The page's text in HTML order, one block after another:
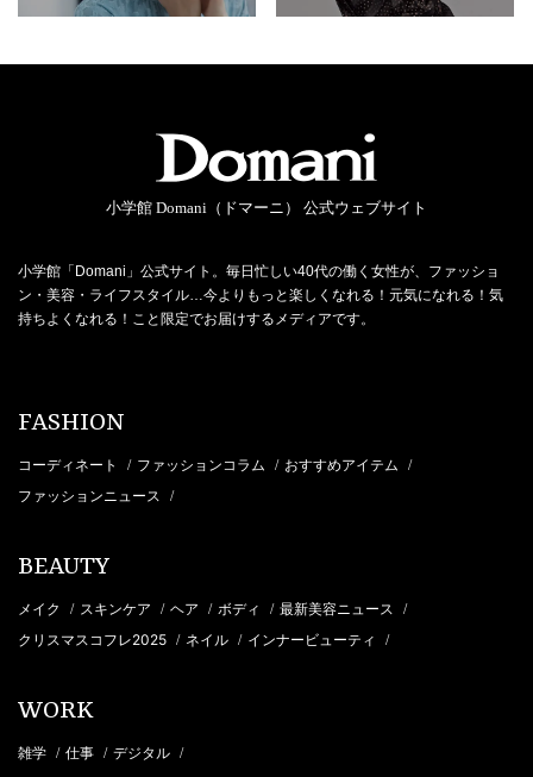
小学館 Domani（ドマーニ） 公式ウェブサイト
小学館「Domani」公式サイト。毎日忙しい40代の働く女性が、ファッショ
ン・美容・ライフスタイル…今よりもっと楽しくなれる！元気になれる！気
持ちよくなれる！こと限定でお届けするメディアです。
FASHION
コーディネート / ファッションコラム / おすすめアイテム /
ファッションニュース /
BEAUTY
メイク / スキンケア / ヘア / ボディ / 最新美容ニュース /
クリスマスコフレ2025 / ネイル / インナービューティ /
WORK
雑学 / 仕事 / デジタル /